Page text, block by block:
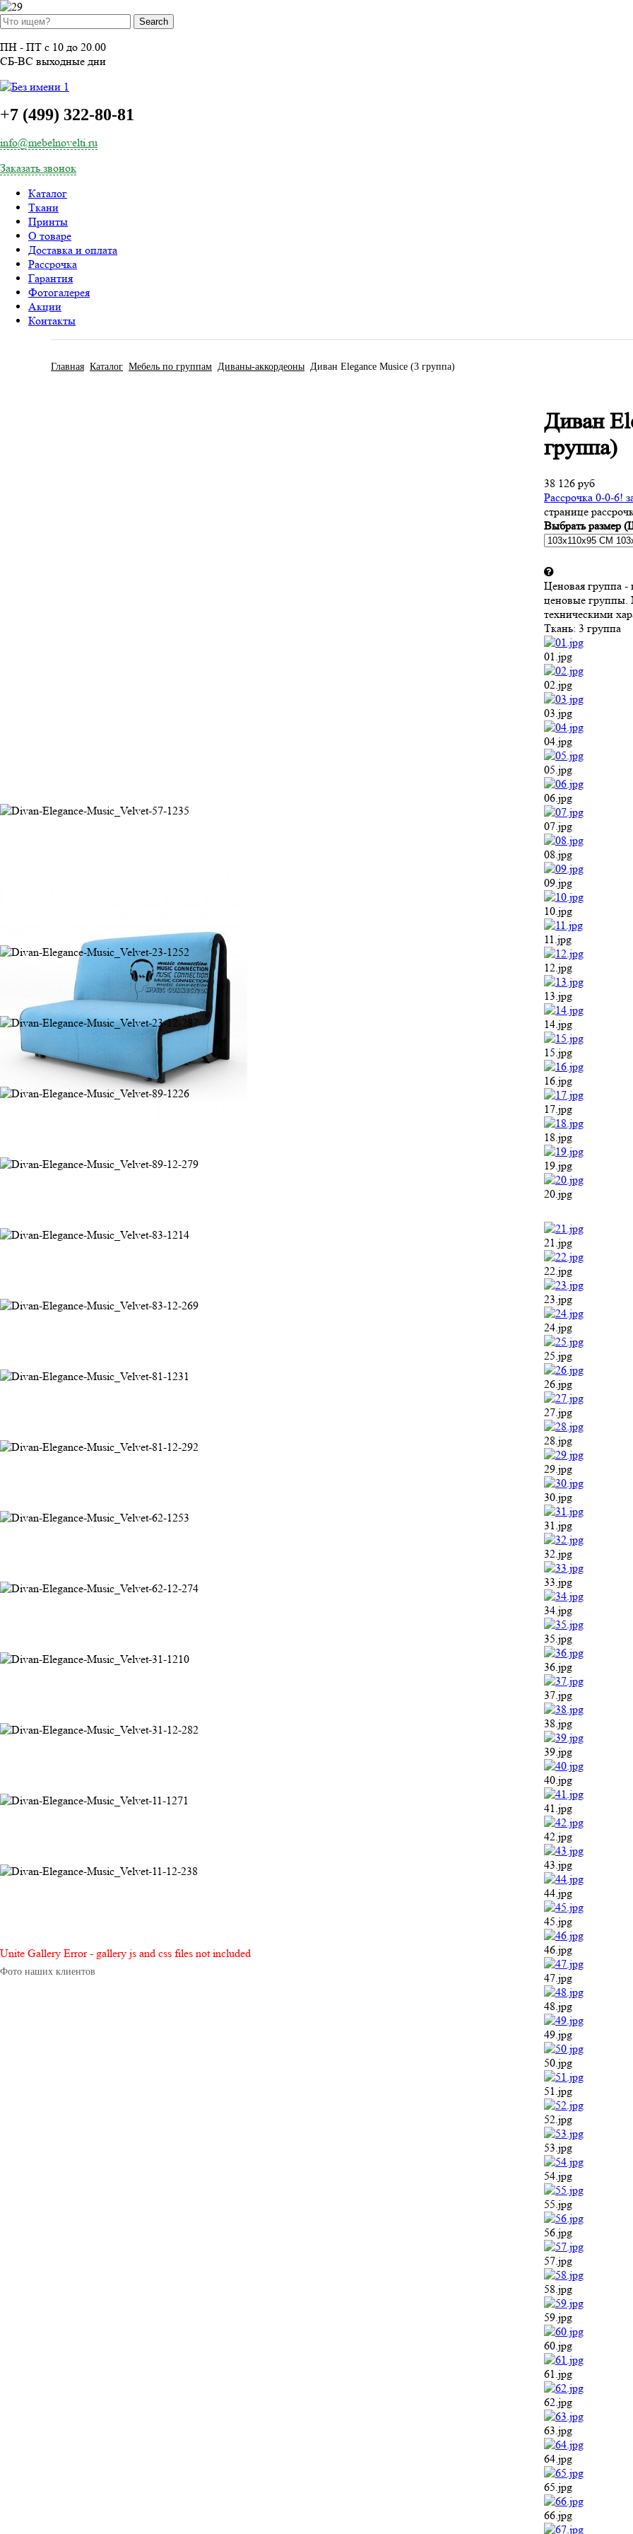
ПН - ПТ с 10 до 20.00
СБ-ВС выходные дни
+7 (499) 322-80-81
info@mebelnovelti.ru
Заказать звонок
Каталог
Ткани
Принты
О товаре
Доставка и оплата
Рассрочка
Гарантия
Фотогалерея
Акции
Контакты
Главная Каталог Мебель по группам Диваны-аккордеоны Диван Elegance Musice (3 группа)
Unite Gallery Error - gallery js and css files not included
Фото наших клиентов
Диван
группа)
38 126 руб
Рассрочка 0-0-6!
странице
Выбрать размер
Ценовая группа -
ценовые группы.
техническими
Ткань: 3 группа
01.jpg
02.jpg
03.jpg
04.jpg
05.jpg
06.jpg
07.jpg
08.jpg
09.jpg
10.jpg
11.jpg
12.jpg
13.jpg
14.jpg
15.jpg
16.jpg
17.jpg
18.jpg
19.jpg
20.jpg
21.jpg
22.jpg
23.jpg
24.jpg
25.jpg
26.jpg
27.jpg
28.jpg
29.jpg
30.jpg
31.jpg
32.jpg
33.jpg
34.jpg
35.jpg
36.jpg
37.jpg
38.jpg
39.jpg
40.jpg
41.jpg
42.jpg
43.jpg
44.jpg
45.jpg
46.jpg
47.jpg
48.jpg
49.jpg
50.jpg
51.jpg
52.jpg
53.jpg
54.jpg
55.jpg
56.jpg
57.jpg
58.jpg
59.jpg
60.jpg
61.jpg
62.jpg
63.jpg
64.jpg
65.jpg
66.jpg